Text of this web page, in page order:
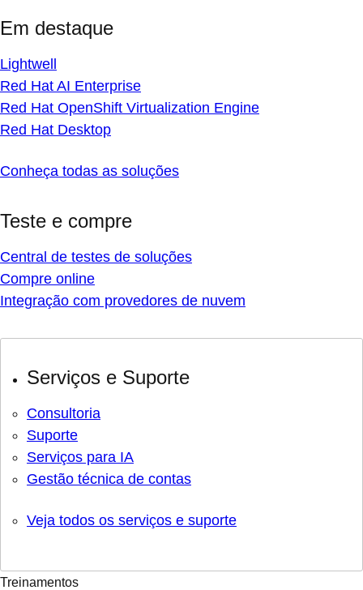
Em destaque
Lightwell
Red Hat AI Enterprise
Red Hat OpenShift Virtualization Engine
Red Hat Desktop
Conheça todas as soluções
Teste e compre
Central de testes de soluções
Compre online
Integração com provedores de nuvem
Serviços e Suporte
Consultoria
Suporte
Serviços para IA
Gestão técnica de contas
Veja todos os serviços e suporte
Treinamentos